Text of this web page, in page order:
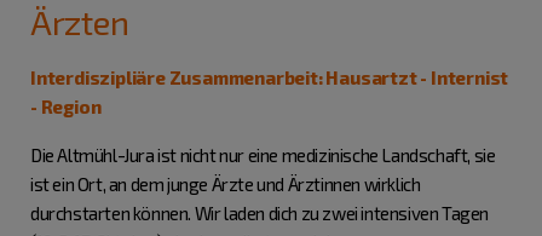
Ärzten
Interdiszipliäre Zusammenarbeit: Hausartzt - Internist
- Region
Die Altmühl-Jura ist nicht nur eine medizinische Landschaft, sie
ist ein Ort, an dem junge Ärzte und Ärztinnen wirklich
durchstarten können. Wir laden dich zu zwei intensiven Tagen